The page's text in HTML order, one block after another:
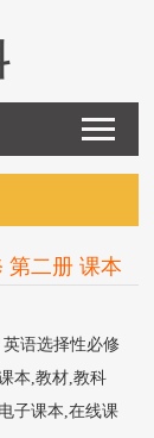
第二册 课本
语选择性必修
本,教材,教科
子课本,在线课